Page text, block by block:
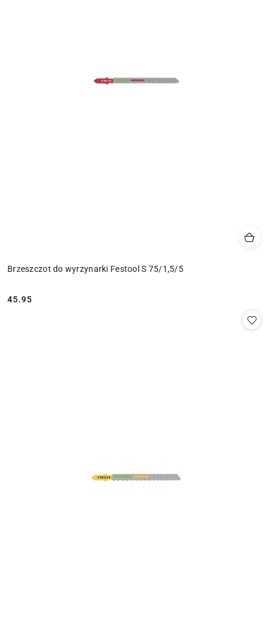
Brzeszczot do wyrzynarki Festool S 75/1,5/5
Cena:
45.95